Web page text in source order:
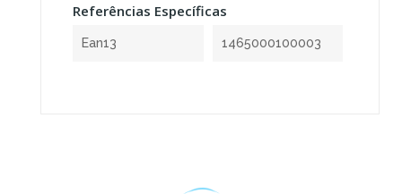
Referências Específicas
Ean13 1465000100003